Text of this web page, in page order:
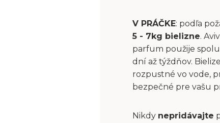
V PRÁČKE: podľa
5 - 7kg bielizne.
parfum použije
dní až týždňov.
rozpustné vo vode,
bezpečné pre vašu
Nikdy nepridávajte